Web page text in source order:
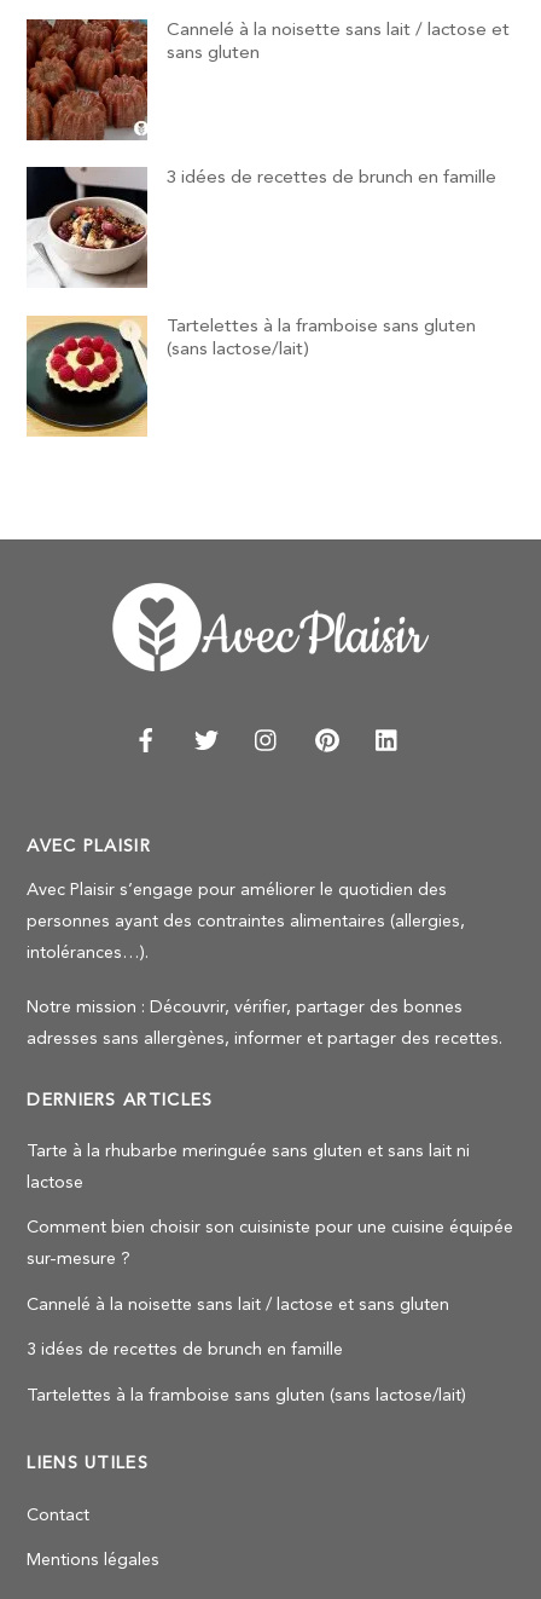
Cannelé à la noisette sans lait / lactose et
sans gluten
3 idées de recettes de brunch en famille
Tartelettes à la framboise sans gluten
(sans lactose/lait)
AVEC PLAISIR
Avec Plaisir s’engage pour améliorer le quotidien des
personnes ayant des contraintes alimentaires (allergies,
intolérances…).
Notre mission : Découvrir, vérifier, partager des bonnes
adresses sans allergènes, informer et partager des recettes.
DERNIERS ARTICLES
Tarte à la rhubarbe meringuée sans gluten et sans lait ni
lactose
Comment bien choisir son cuisiniste pour une cuisine équipée
sur-mesure ?
Cannelé à la noisette sans lait / lactose et sans gluten
3 idées de recettes de brunch en famille
Tartelettes à la framboise sans gluten (sans lactose/lait)
LIENS UTILES
Contact
Mentions légales